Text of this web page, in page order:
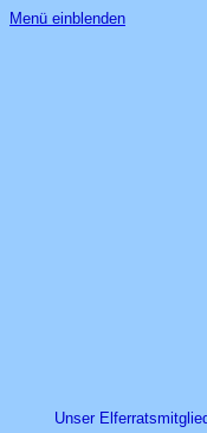
Menü einblenden
Unser